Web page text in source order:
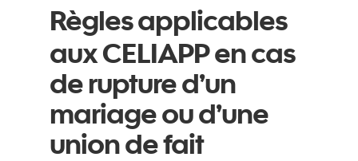
Règles applicables
aux CELIAPP en cas
de rupture d’un
mariage ou d’une
union de fait